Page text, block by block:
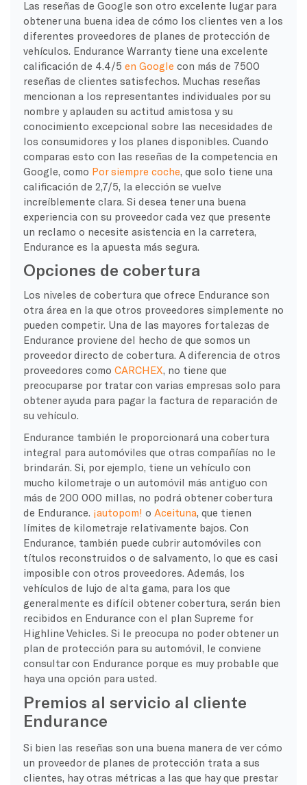
Las reseñas de Google son otro excelente lugar para
obtener una buena idea de cómo los clientes ven a los
diferentes proveedores de planes de protección de
vehículos. Endurance Warranty tiene una excelente
calificación de 4.4/5 en Google con más de 7500
reseñas de clientes satisfechos. Muchas reseñas
mencionan a los representantes individuales por su
nombre y aplauden su actitud amistosa y su
conocimiento excepcional sobre las necesidades de
los consumidores y los planes disponibles. Cuando
comparas esto con las reseñas de la competencia en
Google, como Por siempre coche, que solo tiene una
calificación de 2,7/5, la elección se vuelve
increíblemente clara. Si desea tener una buena
experiencia con su proveedor cada vez que presente
un reclamo o necesite asistencia en la carretera,
Endurance es la apuesta más segura.
Opciones de cobertura
Los niveles de cobertura que ofrece Endurance son
otra área en la que otros proveedores simplemente no
pueden competir. Una de las mayores fortalezas de
Endurance proviene del hecho de que somos un
proveedor directo de cobertura. A diferencia de otros
proveedores como CARCHEX, no tiene que
preocuparse por tratar con varias empresas solo para
obtener ayuda para pagar la factura de reparación de
su vehículo.
Endurance también le proporcionará una cobertura
integral para automóviles que otras compañías no le
brindarán. Si, por ejemplo, tiene un vehículo con
mucho kilometraje o un automóvil más antiguo con
más de 200 000 millas, no podrá obtener cobertura
de Endurance. ¡autopom! o Aceituna, que tienen
límites de kilometraje relativamente bajos. Con
Endurance, también puede cubrir automóviles con
títulos reconstruidos o de salvamento, lo que es casi
imposible con otros proveedores. Además, los
vehículos de lujo de alta gama, para los que
generalmente es difícil obtener cobertura, serán bien
recibidos en Endurance con el plan Supreme for
Highline Vehicles. Si le preocupa no poder obtener un
plan de protección para su automóvil, le conviene
consultar con Endurance porque es muy probable que
haya una opción para usted.
Premios al servicio al cliente
Endurance
Si bien las reseñas son una buena manera de ver cómo
un proveedor de planes de protección trata a sus
clientes, hay otras métricas a las que hay que prestar